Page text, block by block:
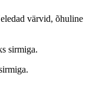
värvid, õhuline